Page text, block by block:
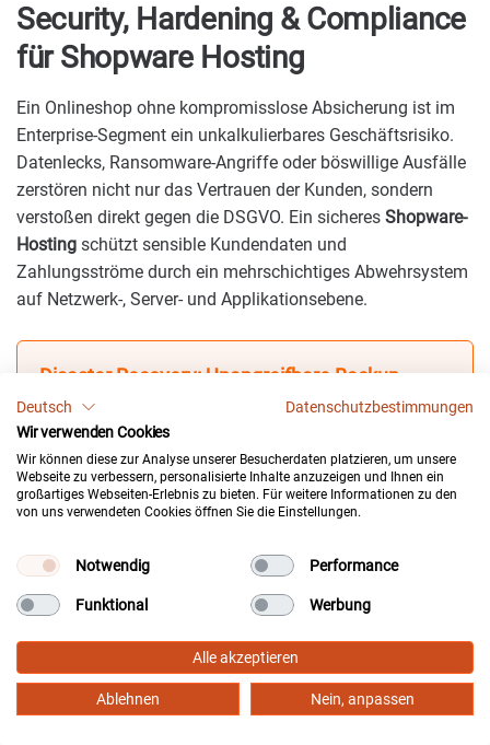
Security, Hardening & Compliance
für Shopware Hosting
Ein Onlineshop ohne kompromisslose Absicherung ist im
Enterprise-Segment ein unkalkulierbares Geschäftsrisiko.
Datenlecks, Ransomware-Angriffe oder böswillige Ausfälle
zerstören nicht nur das Vertrauen der Kunden, sondern
verstoßen direkt gegen die DSGVO. Ein sicheres Shopware-
Hosting schützt sensible Kundendaten und
Zahlungsströme durch ein mehrschichtiges Abwehrsystem
auf Netzwerk-, Server- und Applikationsebene.
Disaster Recovery: Unangreifbare Backup-
Infrastrukturen
Klassische Datensicherungen auf demselben Server-Volume
bieten keinen Schutz vor gezielten Ransomware-Angriffen.
Ein professionelles Enterprise-Setup erzwingt daher eine
strikte Trennung: Verschlüsselte Snapshots werden als
Rechenzentrum repliziert. Durch den Einsatz vonImmutable
Prinzip: Write Once, Read Many) wird sichergestellt, dass
Zeitraum hinweg weder von Angreifern noch von
kompromittierten System-Accounts gelöscht oder
nachträglich verschlüsselt werden können.
Deutsch
Datenschutzbestimmungen
Wir verwenden Cookies
Wir können diese zur Analyse unserer Besucherdaten platzieren, um unsere
Webseite zu verbessern, personalisierte Inhalte anzuzeigen und Ihnen ein
großartiges Webseiten-Erlebnis zu bieten. Für weitere Informationen zu den
von uns verwendeten Cookies öffnen Sie die Einstellungen.
Notwendig Performance
Funktional Werbung
Alle akzeptieren
Ablehnen Nein, anpassen